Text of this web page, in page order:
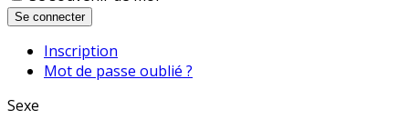
Se connecter
Inscription
Mot de passe oublié ?
Sexe